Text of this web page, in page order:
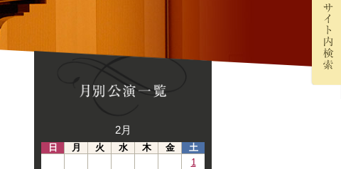
2月
日 月 火 水 木 金
土
1